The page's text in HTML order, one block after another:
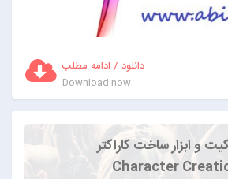
دانلود / ادامه مطلب
Download now
و ابزار ساخت کاراکتر
Character